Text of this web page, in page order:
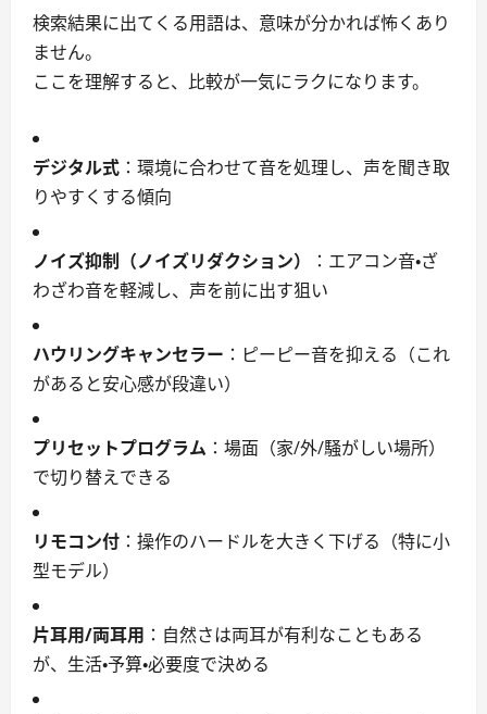
検索結果に出てくる用語は、意味が分かれば怖くあり
ません。
ここを理解すると、比較が一気にラクになります。
デジタル式 ：環境に合わせて音を処理し、声を聞き取
りやすくする傾向
ノイズ抑制（ノイズリダクション）
：エアコン音・ざ
わざわ音を軽減し、声を前に出す狙い
ハウリングキャンセラー ：ピーピー音を抑える（これ
があると安心感が段違い）
プリセットプログラム ：場面（家/外/騒がしい場所）
で切り替えできる
リモコン付 ：操作のハードルを大きく下げる（特に小
型モデル）
片耳用/両耳用 ：自然さは両耳が有利なこともある
が、生活・予算・必要度で決める